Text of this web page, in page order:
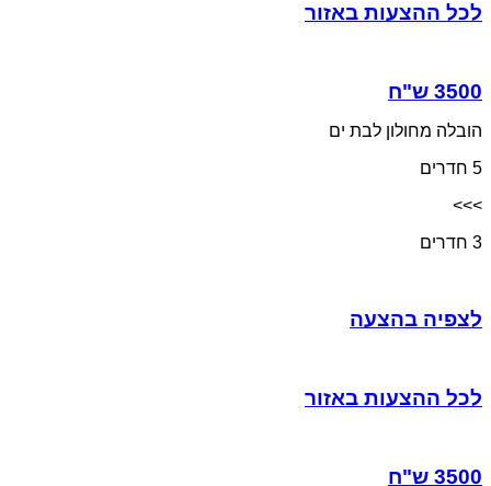
לכל ההצעות באזור
הובלה מחולון לבת ים
5 חדרים
>>>
3 חדרים
לצפיה בהצעה
לכל ההצעות באזור